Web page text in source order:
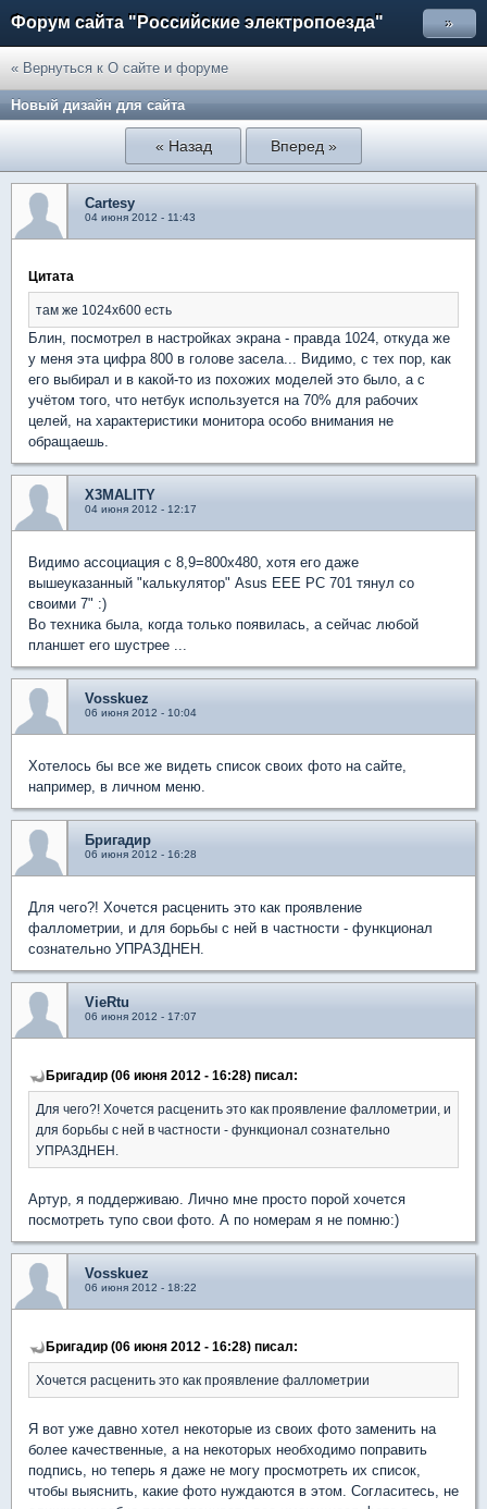
Форум сайта "Российские электропоезда" »
« Вернуться к О сайте и форуме
Новый дизайн для сайта
« Назад Вперед »
Cartesy
04 июня 2012 - 11:43
Цитата
там же 1024х600 есть
Блин, посмотрел в настройках экрана - правда 1024, откуда же
у меня эта цифра 800 в голове засела... Видимо, с тех пор, как
его выбирал и в какой-то из похожих моделей это было, а с
учётом того, что нетбук используется на 70% для рабочих
целей, на характеристики монитора особо внимания не
обращаешь.
X3MALITY
04 июня 2012 - 12:17
Видимо ассоциация с 8,9=800х480, хотя его даже
вышеуказанный "калькулятор" Asus EEE PC 701 тянул со
своими 7" :)
Во техника была, когда только появилась, а сейчас любой
планшет его шустрее ...
Vosskuez
06 июня 2012 - 10:04
Хотелось бы все же видеть список своих фото на сайте,
например, в личном меню.
Бригадир
06 июня 2012 - 16:28
Для чего?! Хочется расценить это как проявление
фаллометрии, и для борьбы с ней в частности - функционал
сознательно УПРАЗДНЕН.
VieRtu
06 июня 2012 - 17:07
Бригадир (06 июня 2012 - 16:28) писал:
Для чего?! Хочется расценить это как проявление фаллометрии, и
для борьбы с ней в частности - функционал сознательно
УПРАЗДНЕН.
Артур, я поддерживаю. Лично мне просто порой хочется
посмотреть тупо свои фото. А по номерам я не помню:)
Vosskuez
06 июня 2012 - 18:22
Бригадир (06 июня 2012 - 16:28) писал:
Хочется расценить это как проявление фаллометрии
Я вот уже давно хотел некоторые из своих фото заменить на
более качественные, а на некоторых необходимо поправить
подпись, но теперь я даже не могу просмотреть их список,
чтобы выяснить, какие фото нуждаются в этом. Согласитесь, не